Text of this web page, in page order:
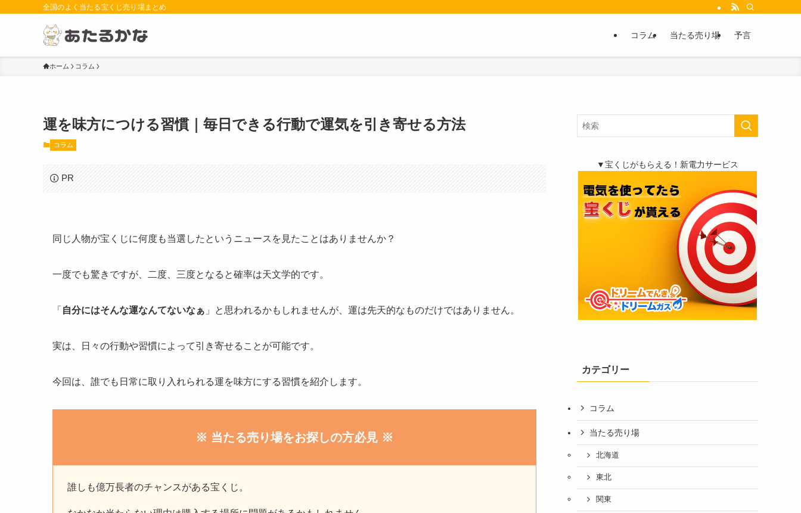
全国のよく当たる宝くじ売り場まとめ
コラム 当たる売り場 予言
ホーム コラム
運を味方につける習慣｜毎日できる行動で運気を引き寄せる方法
コラム
PR
同じ人物が宝くじに何度も当選したというニュースを見たことはありませんか？
一度でも驚きですが、二度、三度となると確率は天文学的です。
「 自分にはそんな運なんてないなぁ 」と思われるかもしれませんが、運は先天的なものだけではありません。
実は、日々の行動や習慣によって引き寄せることが可能です。
今回は、誰でも日常に取り入れられる運を味方にする習慣を紹介します。
※ 当たる売り場をお探しの方必見 ※
誰しも億万長者のチャンスがある宝くじ。
▼宝くじがもらえる！新電力サービス
カテゴリー
コラム
当たる売り場
北海道
東北
関東